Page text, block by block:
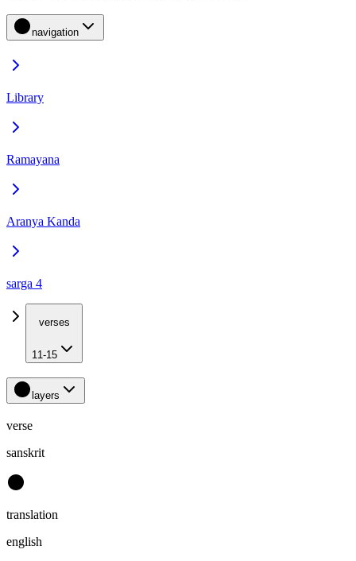
navigation
Library
Ramayana
Aranya Kanda
sarga 4
verses
11-15
layers
verse
sanskrit
translation
english